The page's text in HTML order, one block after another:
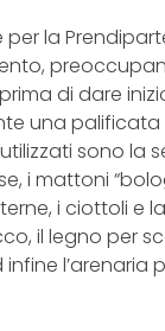
la
di dare
una palificata
sono la
i mattoni
i ciottoli e
il legno per
l’arenaria